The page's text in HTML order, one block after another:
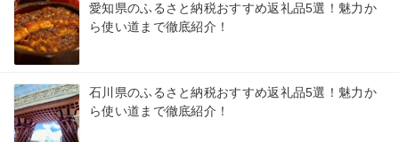
愛知県のふるさと納税おすすめ返礼品5選！魅力か
ら使い道まで徹底紹介！
石川県のふるさと納税おすすめ返礼品5選！魅力か
ら使い道まで徹底紹介！